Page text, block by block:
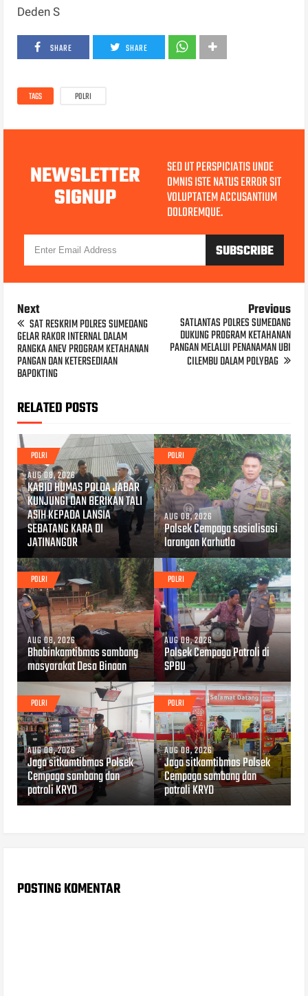
Deden S
SHARE SHARE
TAGS POLRI
NEWSLETTER
SIGNUP
SED UT PERSPICIATIS UNDE
OMNIS ISTE NATUS ERROR SIT
VOLUPTATEM ACCUSANTIUM
DOLOREMQUE.
Next
SAT RESKRIM POLRES SUMEDANG
GELAR RAKOR INTERNAL DALAM
RANGKA ANEV PROGRAM KETAHANAN
PANGAN DAN KETERSEDIAAN
BAPOKTING
Previous
SATLANTAS POLRES SUMEDANG
DUKUNG PROGRAM KETAHANAN
PANGAN MELALUI PENANAMAN UBI
CILEMBU DALAM POLYBAG
RELATED POSTS
POLRI
AUG 08, 2026
KABID HUMAS POLDA JABAR
KUNJUNGI DAN BERIKAN TALI
ASIH KEPADA LANSIA
SEBATANG KARA DI
JATINANGOR
POLRI
AUG 08, 2026
Polsek Cempaga sosialisasi
larangan Karhutla
POLRI
AUG 08, 2026
Bhabinkamtibmas sambang
masyarakat Desa Binaan
POLRI
AUG 08, 2026
Polsek Cempaga Patroli di
SPBU
POLRI
AUG 08, 2026
Jaga sitkamtibmas Polsek
Cempaga sambang dan
patroli KRYD
POLRI
AUG 08, 2026
Jaga sitkamtibmas Polsek
Cempaga sambang dan
patroli KRYD
POSTING KOMENTAR